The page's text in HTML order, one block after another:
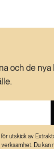
och de
utskick av
Du kan